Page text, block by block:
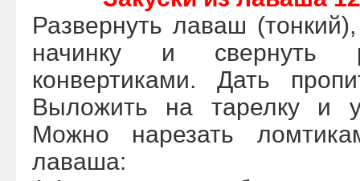
Развернуть лаваш
начинку и свернуть
конвертиками. Дать
Выложить на тарелку и
Можно нарезать
лаваша: